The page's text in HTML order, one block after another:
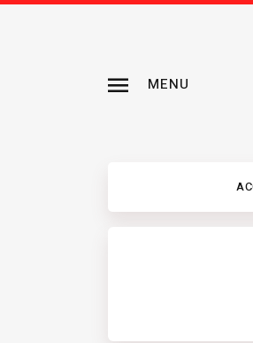
MENU